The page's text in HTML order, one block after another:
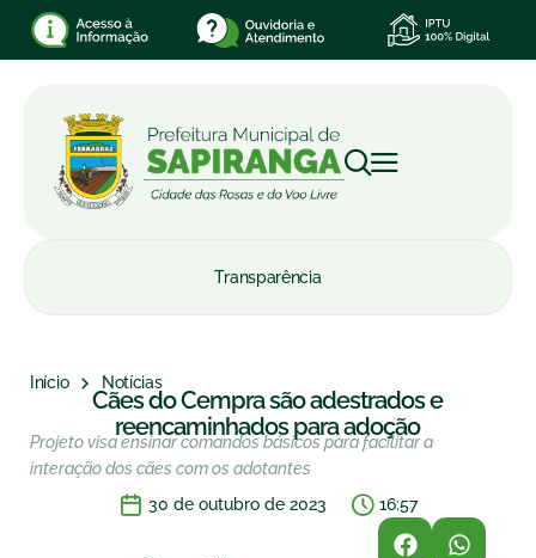
Transparência
Início Notícias
Cães do Cempra são adestrados e
reencaminhados para adoção
Projeto visa ensinar comandos básicos para facilitar a
interação dos cães com os adotantes
30 de outubro de 2023
16:57